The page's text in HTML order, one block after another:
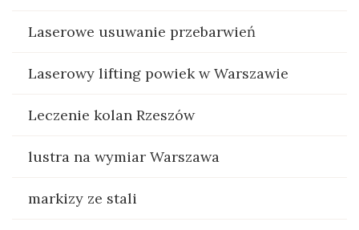
Laserowe usuwanie przebarwień
Laserowy lifting powiek w Warszawie
Leczenie kolan Rzeszów
lustra na wymiar Warszawa
markizy ze stali